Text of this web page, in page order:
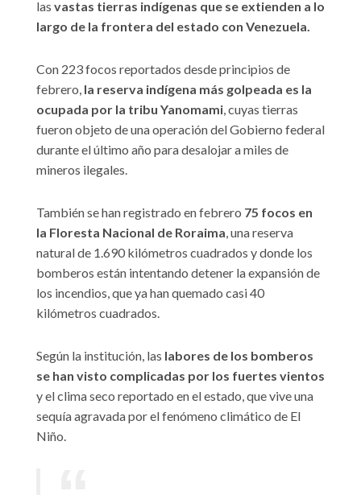
las vastas tierras indígenas que se extienden a lo
largo de la frontera del estado con Venezuela.
Con 223 focos reportados desde principios de
febrero, la reserva indígena más golpeada es la
ocupada por la tribu Yanomami, cuyas tierras
fueron objeto de una operación del Gobierno federal
durante el último año para desalojar a miles de
mineros ilegales.
También se han registrado en febrero 75 focos en
la Floresta Nacional de Roraima, una reserva
natural de 1.690 kilómetros cuadrados y donde los
bomberos están intentando detener la expansión de
los incendios, que ya han quemado casi 40
kilómetros cuadrados.
Según la institución, las labores de los bomberos
se han visto complicadas por los fuertes vientos
y el clima seco reportado en el estado, que vive una
sequía agravada por el fenómeno climático de El
Niño.